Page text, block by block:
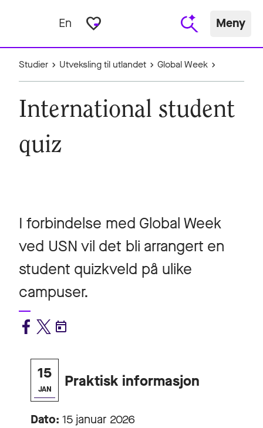
En favorite_border Meny
Studier Utveksling til utlandet Global Week
International student
quiz
I forbindelse med Global Week
ved USN vil det bli arrangert en
student quizkveld på ulike
campuser.
15
JAN Praktisk informasjon
Dato: 15 januar 2026